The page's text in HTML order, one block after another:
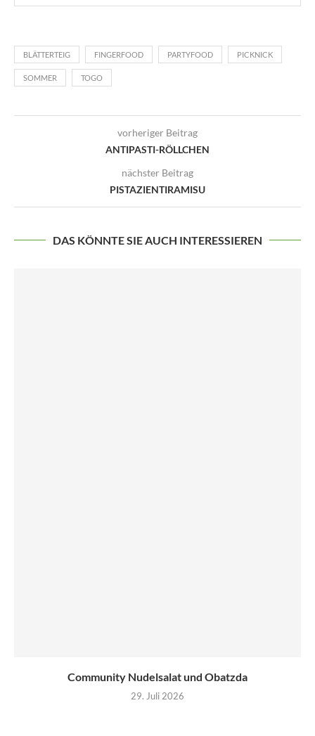
BLÄTTERTEIG FINGERFOOD PARTYFOOD PICKNICK
SOMMER TOGO
vorheriger Beitrag
ANTIPASTI-RÖLLCHEN
nächster Beitrag
PISTAZIENTIRAMISU
DAS KÖNNTE SIE AUCH INTERESSIEREN
Community Nudelsalat und Obatzda
29. Juli 2026